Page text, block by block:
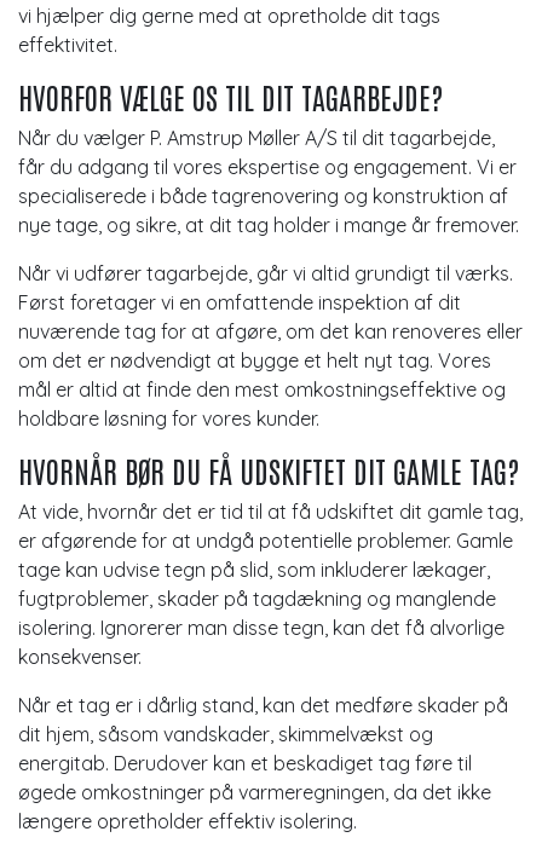
vi hjælper dig gerne med at opretholde dit tags
effektivitet.
HVORFOR VÆLGE OS TIL DIT TAGARBEJDE?
Når du vælger P. Amstrup Møller A/S til dit tagarbejde,
får du adgang til vores ekspertise og engagement. Vi er
specialiserede i både tagrenovering og konstruktion af
nye tage, og sikre, at dit tag holder i mange år fremover.
Når vi udfører tagarbejde, går vi altid grundigt til værks.
Først foretager vi en omfattende inspektion af dit
nuværende tag for at afgøre, om det kan renoveres eller
om det er nødvendigt at bygge et helt nyt tag. Vores
mål er altid at finde den mest omkostningseffektive og
holdbare løsning for vores kunder.
HVORNÅR BØR DU FÅ UDSKIFTET DIT GAMLE TAG?
At vide, hvornår det er tid til at få udskiftet dit gamle tag,
er afgørende for at undgå potentielle problemer. Gamle
tage kan udvise tegn på slid, som inkluderer lækager,
fugtproblemer, skader på tagdækning og manglende
isolering. Ignorerer man disse tegn, kan det få alvorlige
konsekvenser.
Når et tag er i dårlig stand, kan det medføre skader på
dit hjem, såsom vandskader, skimmelvækst og
energitab. Derudover kan et beskadiget tag føre til
øgede omkostninger på varmeregningen, da det ikke
længere opretholder effektiv isolering.